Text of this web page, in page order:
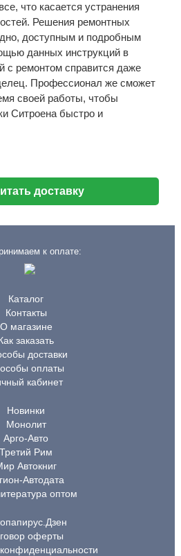
что касается устранения
Решения ремонтных
доступным и подробным
данных инструкций в
с ремонтом справится даже
Профессионал же сможет
своей работы, чтобы
Ситроена быстро и
доставку
к оплате:
Каталог
Контакты
О магазине
заказать
доставки
оплаты
кабинет
Новинки
Монолит
Арго-Авто
Третий Рим
Автокниг
Автодата
оптом
оферты